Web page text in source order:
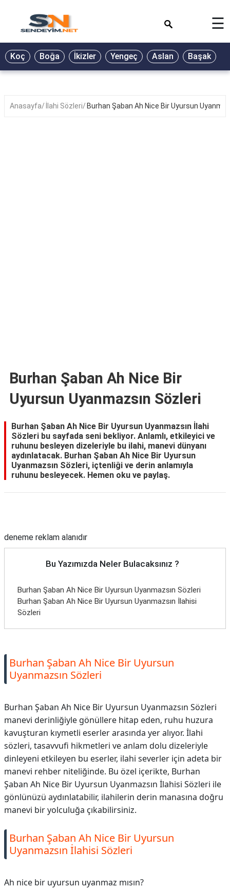
BİYOGRAFİ
GALERİ
☰
Koç Boğa İkizler Yengeç Aslan Başak
Anasayfa İlahi Sözleri Burhan Şaban Ah Nice Bir Uyursun
Burhan Şaban Ah Nice Bir
Uyursun Uyanmazsın Sözleri
Burhan Şaban Ah Nice Bir Uyursun Uyanmazsın İlahi
Sözleri bu sayfada seni bekliyor. Anlamlı, etkileyici ve
ruhunu besleyen dizeleriyle bu ilahi, manevi dünyanı
aydınlatacak. Burhan Şaban Ah Nice Bir Uyursun
Uyanmazsın Sözleri, içtenliği ve derin anlamıyla
ruhunu besleyecek. Hemen oku ve paylaş.
deneme reklam alanıdır
Bu Yazımızda Neler Bulacaksınız ?
Burhan Şaban Ah Nice Bir Uyursun Uyanmazsın Sözleri
Burhan Şaban Ah Nice Bir Uyursun Uyanmazsın İlahisi
Sözleri
Burhan Şaban Ah Nice Bir Uyursun
Uyanmazsın Sözleri
Burhan Şaban Ah Nice Bir Uyursun Uyanmazsın Sözleri
manevi derinliğiyle gönüllere hitap eden, ruhu huzura
kavuşturan kıymetli eserler arasında yer alıyor. İlahi
sözleri, tasavvufi hikmetleri ve anlam dolu dizeleriyle
dinleyeni etkileyen bu eserler, ilahi severler için adeta bir
manevi rehber niteliğinde. Bu özel içerikte, Burhan
Şaban Ah Nice Bir Uyursun Uyanmazsın İlahisi Sözleri ile
gönlünüzü aydınlatabilir, ilahilerin derin manasına doğru
manevi bir yolculuğa çıkabilirsiniz.
Burhan Şaban Ah Nice Bir Uyursun
Uyanmazsın İlahisi Sözleri
Ah nice bir uyursun uyanmaz mısın?